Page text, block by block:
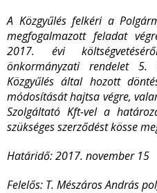
A Közgyűlés felkéri a
megfogalmazott feladat
2017. évi
önkormányzati rendelet
Közgyűlés által hozott
módosítását hajtsa végre,
Szolgáltató Kft-vel a
szükséges szerződést kösse
Határidő: 2017. november 15
Felelős: T. Mészáros András